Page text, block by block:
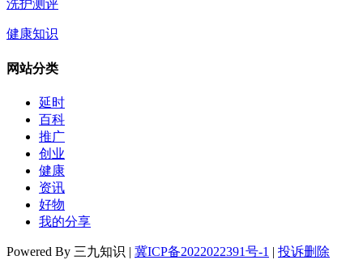
洗护测评
健康知识
网站分类
延时
百科
推广
创业
健康
资讯
好物
我的分享
Powered By 三九知识 | 冀ICP备2022022391号-1 | 投诉删除